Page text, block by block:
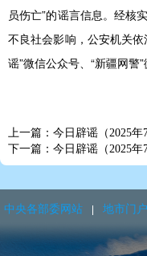
员伤亡”的谣言信息。经核
不良社会影响，公安机关
谣”微信公众号、“新疆网警”
上一篇：今日辟谣（2025年7
下一篇：今日辟谣（2025年7
中央各部委网站 地市门